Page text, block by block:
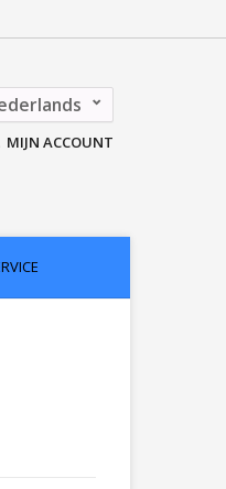
MIJN ACCOUNT